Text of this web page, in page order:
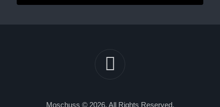
Moschuss © 2026. All Rights Reserved.